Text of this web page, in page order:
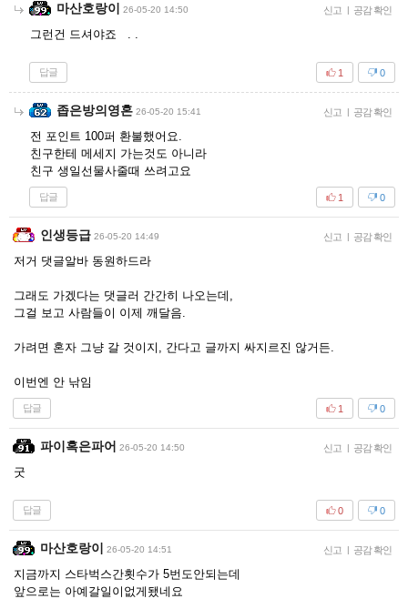
마산호랑이 26-05-20 14:50 신고 | 공감 확인
그런건 드셔야죠 . .
답글 0
1
좁은방의영혼 26-05-20 15:41 신고 | 공감 확인
전 포인트 100퍼 환불했어요.
친구한테 메세지 가는것도 아니라
친구 생일선물사줄때 쓰려고요
답글 0
1
인생등급 26-05-20 14:49 신고 | 공감 확인
저거 댓글알바 동원하드라
그래도 가겠다는 댓글러 간간히 나오는데,
그걸 보고 사람들이 이제 깨달음.
가려면 혼자 그냥 갈 것이지, 간다고 글까지 싸지르진 않거든.
이번엔 안 낚임
답글 0
1
파이혹은파어 26-05-20 14:50 신고 | 공감 확인
굿
답글 0
0
마산호랑이 26-05-20 14:51 신고 | 공감 확인
지금까지 스타벅스간횟수가 5번도안되는데
앞으로는 아예갈일이없게됐네요